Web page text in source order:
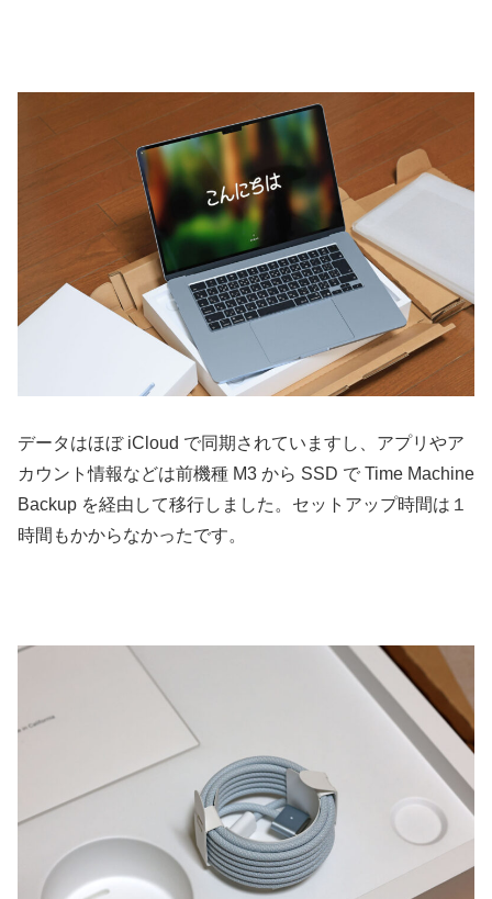
データはほぼ iCloud で同期されていますし、アプリやア
カウント情報などは前機種 M3 から SSD で Time Machine
Backup を経由して移行しました。セットアップ時間は１
時間もかからなかったです。